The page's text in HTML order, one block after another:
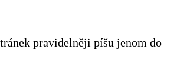
pravidelněji píšu jenom do